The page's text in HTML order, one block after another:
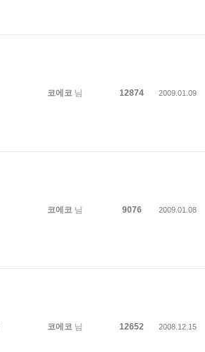
코에코님 12874 2009.01.09
코에코님 9076 2009.01.08
코에코님 12652 2008.12.15